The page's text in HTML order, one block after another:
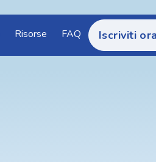
Risorse FAQ Iscriviti